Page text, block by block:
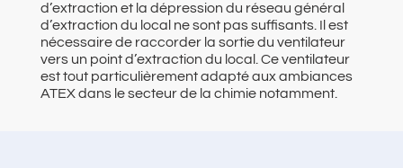
d’extraction et la dépression du réseau général
d’extraction du local ne sont pas suffisants. Il est
nécessaire de raccorder la sortie du ventilateur
vers un point d’extraction du local. Ce ventilateur
est tout particulièrement adapté aux ambiances
ATEX dans le secteur de la chimie notamment.